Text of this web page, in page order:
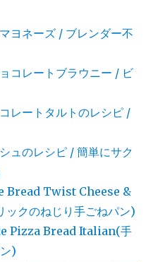
ヨネーズ / ブレンダー不
コレートブラウニー / ビ
レートタルトのレシピ /
ュのレシピ / 簡単にサク
Bread Twist Cheese &
クのねじり手ごねパン)
Pizza Bread Italian(手
)